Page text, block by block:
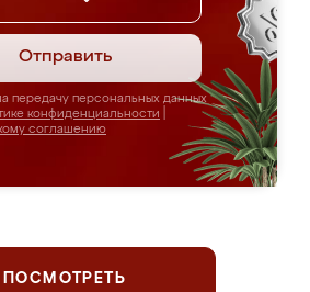
Отправить
передачу персональных данных
конфиденциальности
соглашению
ПОСМОТРЕТЬ